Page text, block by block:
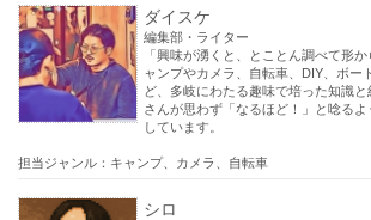
ダイスケ
編集部・ライター
「興味が湧くと、とことん調べて形
ャンプやカメラ、自転車、DIY、ボー
ど、多岐にわたる趣味で培った知識
さんが思わず「なるほど！」と唸る
しています。
担当ジャンル：キャンプ、カメラ、自転車
シロ